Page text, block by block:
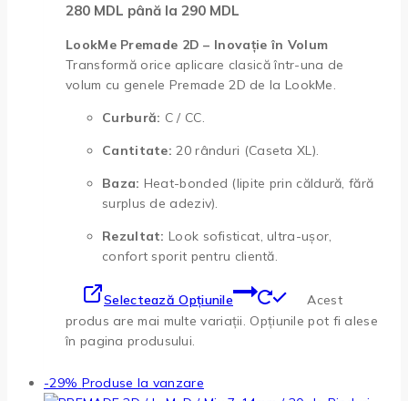
280 MDL până la 290 MDL
LookMe Premade 2D – Inovație în Volum
Transformă orice aplicare clasică într-una de
volum cu genele Premade 2D de la LookMe.
Curbură: C / CC.
Cantitate: 20 rânduri (Caseta XL).
Baza: Heat-bonded (lipite prin căldură, fără
surplus de adeziv).
Rezultat: Look sofisticat, ultra-ușor,
confort sporit pentru clientă.
Selectează Opțiunile
Acest
produs are mai multe variații. Opțiunile pot fi alese
în pagina produsului.
-29% Produse la vanzare